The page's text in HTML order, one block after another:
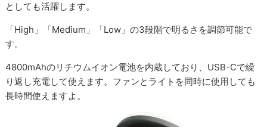
としても活躍します。
「High」「Medium」「Low」の3段階で明るさを調節可能で
す。
4800mAhのリチウムイオン電池を内蔵しており、USB-Cで繰
り返し充電して使えます。ファンとライトを同時に使用しても
長時間使えますよ。